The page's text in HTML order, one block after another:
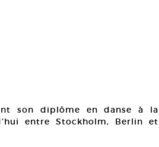
son diplôme en danse à la
entre Stockholm, Berlin et